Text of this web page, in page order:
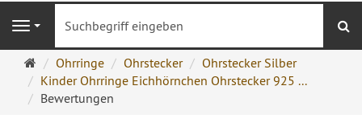
Navigation
Ohrringe
Ohrstecker
Onlineshop
Ohrringe Ohrstecker
Ohrstecker Silber
Kinder Ohrringe Eichhörnchen Ohrstecker 925 ...
Bewertungen